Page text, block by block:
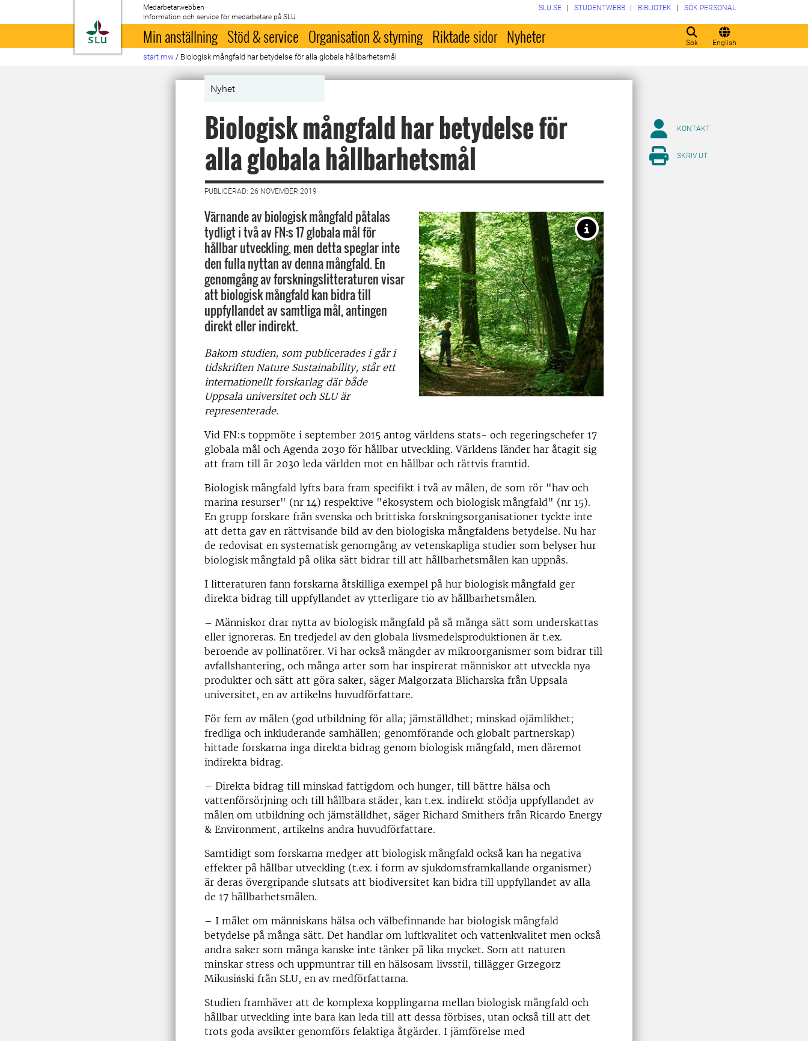
Till startsida
Medarbetarwebben
Information och service för medarbetare på SLU
Sök English
SLU.SE STUDENTWEBB BIBLIOTEK SÖK PERSONAL
Min anställning Stöd & service Organisation & styrning Riktade sidor Nyheter
start mw / Biologisk mångfald har betydelse för alla globala hållbarhetsmål
Nyhet
Biologisk mångfald har betydelse för
alla globala hållbarhetsmål
PUBLICERAD: 26 NOVEMBER 2019
Värnande av biologisk mångfald påtalas
tydligt i två av FN:s 17 globala mål för
hållbar utveckling, men detta speglar inte
den fulla nyttan av denna mångfald. En
genomgång av forskningslitteraturen visar
att biologisk mångfald kan bidra till
uppfyllandet av samtliga mål, antingen
direkt eller indirekt.
Bakom studien, som publicerades i går i
tidskriften Nature Sustainability, står ett
internationellt forskarlag där både
Uppsala universitet och SLU är
representerade.
Vid FN:s toppmöte i september 2015 antog världens stats- och regeringschefer 17
globala mål och Agenda 2030 för hållbar utveckling. Världens länder har åtagit sig
att fram till år 2030 leda världen mot en hållbar och rättvis framtid.
Biologisk mångfald lyfts bara fram specifikt i två av målen, de som rör "hav och
marina resurser" (nr 14) respektive "ekosystem och biologisk mångfald" (nr 15).
En grupp forskare från svenska och brittiska forskningsorganisationer tyckte inte
att detta gav en rättvisande bild av den biologiska mångfaldens betydelse. Nu har
de redovisat en systematisk genomgång av vetenskapliga studier som belyser hur
biologisk mångfald på olika sätt bidrar till att hållbarhetsmålen kan uppnås.
I litteraturen fann forskarna åtskilliga exempel på hur biologisk mångfald ger
direkta bidrag till uppfyllandet av ytterligare tio av hållbarhetsmålen.
– Människor drar nytta av biologisk mångfald på så många sätt som underskattas
eller ignoreras. En tredjedel av den globala livsmedelsproduktionen är t.ex.
beroende av pollinatörer. Vi har också mängder av mikroorganismer som bidrar till
avfallshantering, och många arter som har inspirerat människor att utveckla nya
produkter och sätt att göra saker, säger Malgorzata Blicharska från Uppsala
universitet, en av artikelns huvudförfattare.
För fem av målen (god utbildning för alla; jämställdhet; minskad ojämlikhet;
fredliga och inkluderande samhällen; genomförande och globalt partnerskap)
hittade forskarna inga direkta bidrag genom biologisk mångfald, men däremot
indirekta bidrag.
– Direkta bidrag till minskad fattigdom och hunger, till bättre hälsa och
vattenförsörjning och till hållbara städer, kan t.ex. indirekt stödja uppfyllandet av
målen om utbildning och jämställdhet, säger Richard Smithers från Ricardo Energy
& Environment, artikelns andra huvudförfattare.
Samtidigt som forskarna medger att biologisk mångfald också kan ha negativa
effekter på hållbar utveckling (t.ex. i form av sjukdomsframkallande organismer)
är deras övergripande slutsats att biodiversitet kan bidra till uppfyllandet av alla
de 17 hållbarhetsmålen.
– I målet om människans hälsa och välbefinnande har biologisk mångfald
betydelse på många sätt. Det handlar om luftkvalitet och vattenkvalitet men också
andra saker som många kanske inte tänker på lika mycket. Som att naturen
minskar stress och uppmuntrar till en hälsosam livsstil, tillägger Grzegorz
Mikusiński från SLU, en av medförfattarna.
Studien framhäver att de komplexa kopplingarna mellan biologisk mångfald och
hållbar utveckling inte bara kan leda till att dessa förbises, utan också till att det
trots goda avsikter genomförs felaktiga åtgärder. I jämförelse med
KONTAKT
SKRIV UT